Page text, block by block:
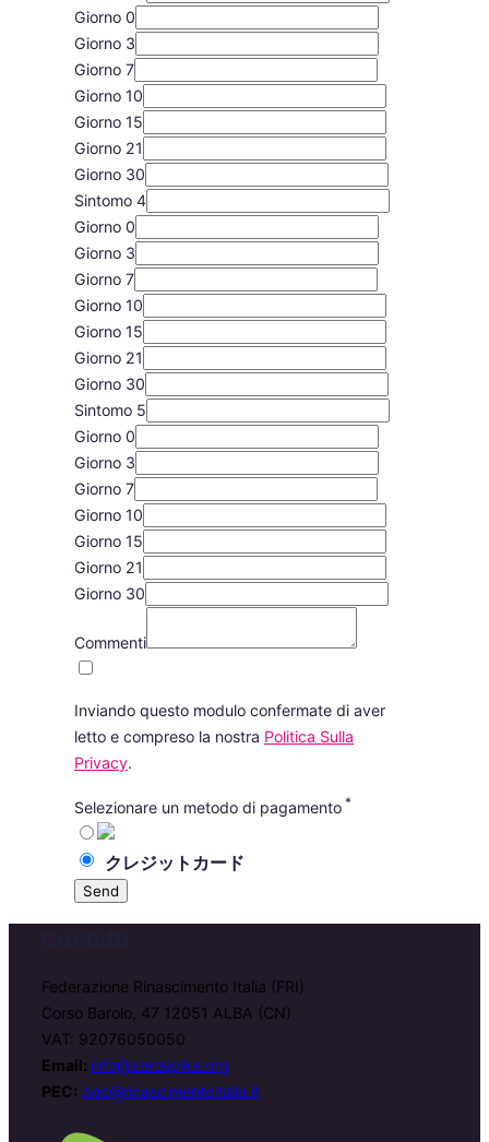
Giorno 0
Giorno 3
Giorno 7
Giorno 10
Giorno 15
Giorno 21
Giorno 30
Sintomo 4
Giorno 0
Giorno 3
Giorno 7
Giorno 10
Giorno 15
Giorno 21
Giorno 30
Sintomo 5
Giorno 0
Giorno 3
Giorno 7
Giorno 10
Giorno 15
Giorno 21
Giorno 30
Commenti
Inviando questo modulo confermate di aver
letto e compreso la nostra Politica Sulla
Privacy.
Selezionare un metodo di pagamento *
Federazione Rinascimento Italia (FRI)
Corso Barolo, 47 12051 ALBA (CN)
VAT: 92076050050
Email: info@zerospike.org
PEC: pec@rinascimentoitalia.it